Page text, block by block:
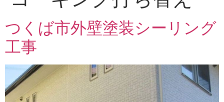
つくば市外壁塗装シーリング
工事